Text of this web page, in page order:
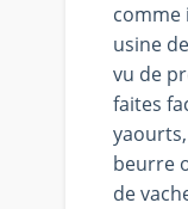
comme
usine
vu de
faites
beurre
de